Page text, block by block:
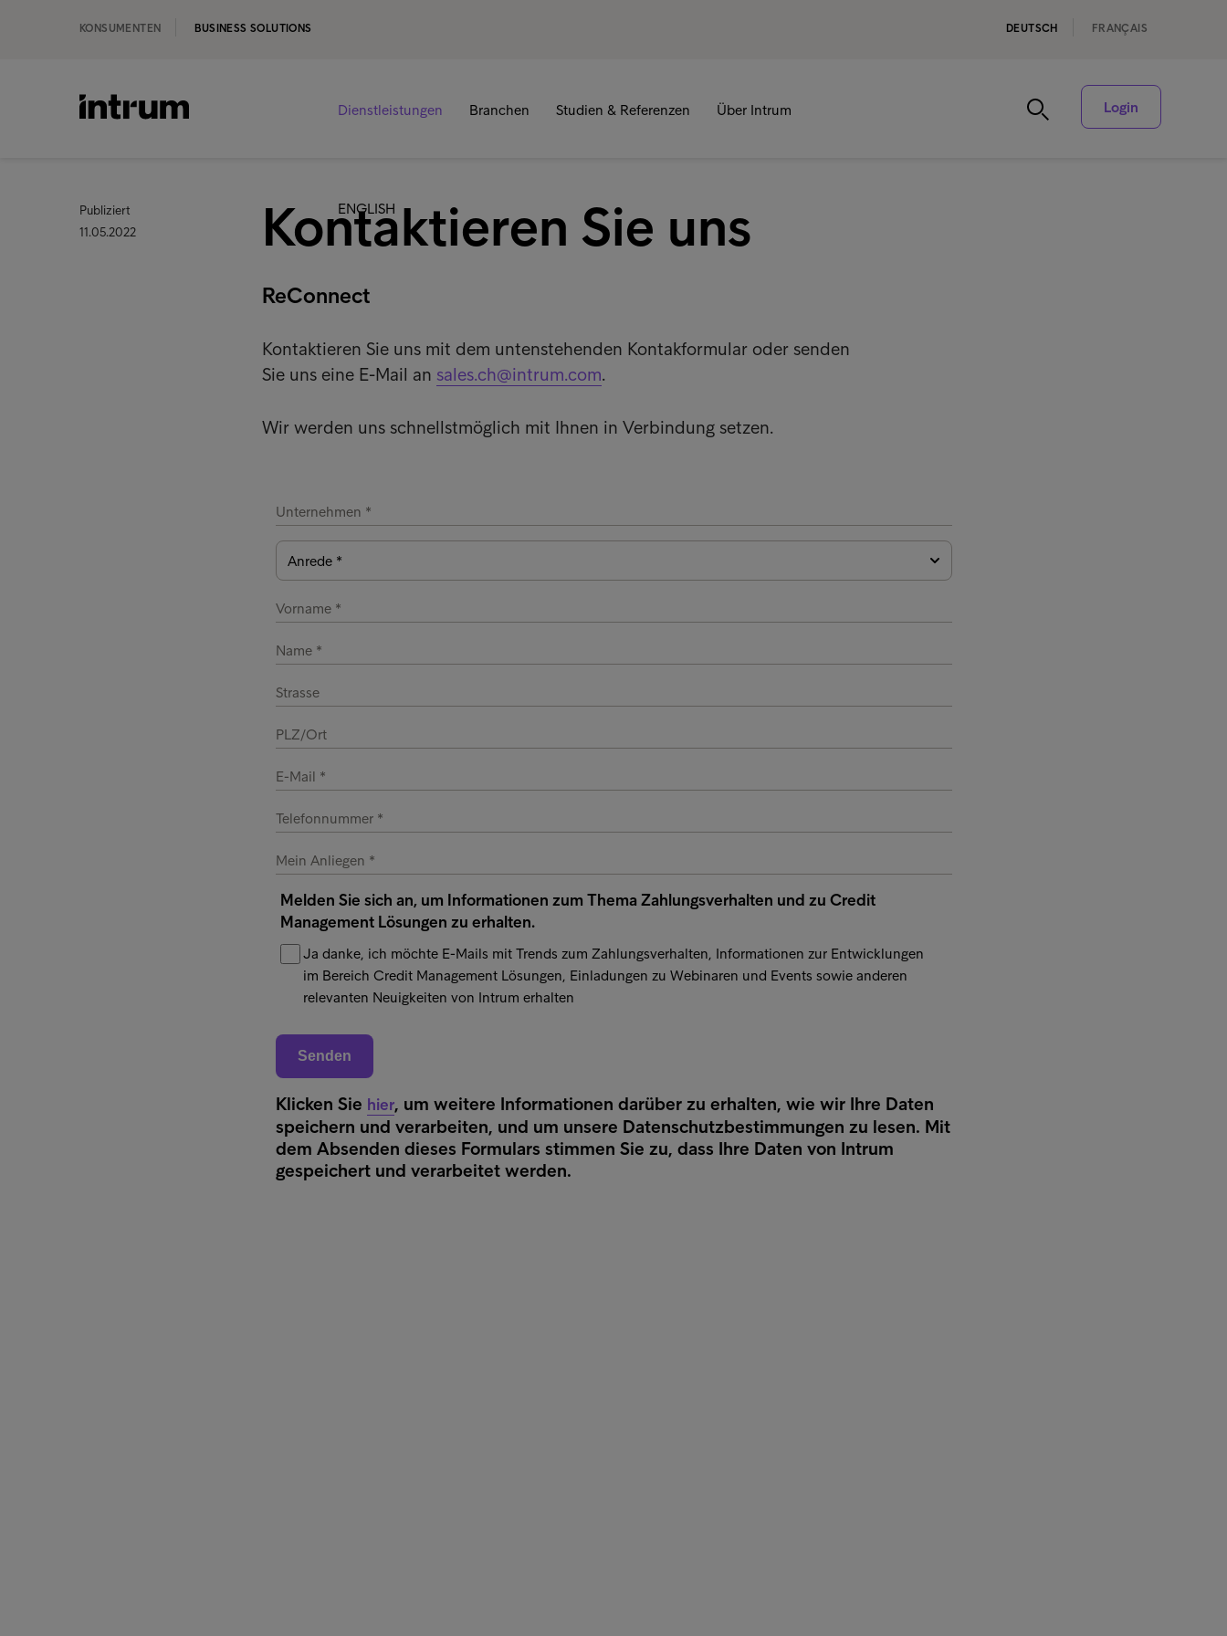
KONSUMENTEN BUSINESS SOLUTIONS DEUTSCH FRANÇAIS
Dienstleistungen Branchen Studien & Referenzen Über Intrum
ENGLISH
Login
Publiziert
11.05.2022
Kontaktieren Sie uns
ReConnect
Kontaktieren Sie uns mit dem untenstehenden Kontakformular oder senden
Sie uns eine E-Mail an sales.ch@intrum.com.
Wir werden uns schnellstmöglich mit Ihnen in Verbindung setzen.